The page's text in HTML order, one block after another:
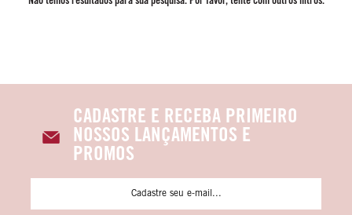
CADASTRE E RECEBA PRIMEIRO
NOSSOS LANÇAMENTOS E
PROMOS